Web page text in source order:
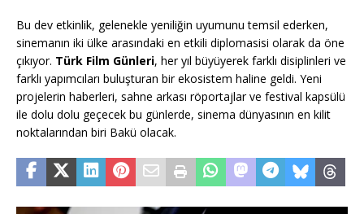
Bu dev etkinlik, gelenekle yeniliğin uyumunu temsil ederken,
sinemanın iki ülke arasındaki en etkili diplomasisi olarak da öne
çıkıyor. Türk Film Günleri, her yıl büyüyerek farklı disiplinleri ve
farklı yapımcıları buluşturan bir ekosistem haline geldi. Yeni
projelerin haberleri, sahne arkası röportajlar ve festival kapsülü
ile dolu dolu geçecek bu günlerde, sinema dünyasının en kilit
noktalarından biri Bakü olacak.